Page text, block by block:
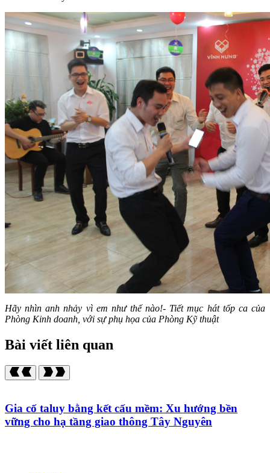
Hãy nhìn anh nhảy vì em như thế nào!- Tiết mục hát tốp ca của
Phòng Kinh doanh, với sự phụ họa của Phòng Kỹ thuật
Bài viết liên quan
Gia cố taluy bằng kết cấu mềm: Xu hướng bền
vững cho hạ tầng giao thông Tây Nguyên